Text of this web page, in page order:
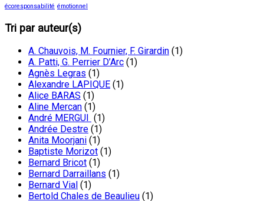
écoresponsabilité émotionnel
Tri par auteur(s)
A. Chauvois, M. Fournier, F. Girardin (1)
A. Patti, G. Perrier D’Arc (1)
Agnès Legras (1)
Alexandre LAPIQUE (1)
Alice BARAS (1)
Aline Mercan (1)
André MERGUI
(1)
Andrée Destre (1)
Anita Moorjani (1)
Baptiste Morizot (1)
Bernard Bricot (1)
Bernard Darraillans (1)
Bernard Vial (1)
Bertold Chales de Beaulieu (1)